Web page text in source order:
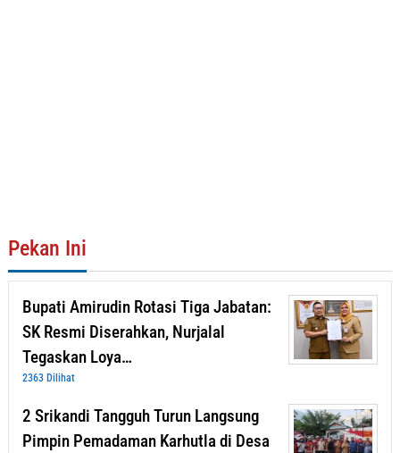
Pekan Ini
Bupati Amirudin Rotasi Tiga Jabatan:
SK Resmi Diserahkan, Nurjalal
Tegaskan Loya…
2363 Dilihat
2 Srikandi Tangguh Turun Langsung
Pimpin Pemadaman Karhutla di Desa